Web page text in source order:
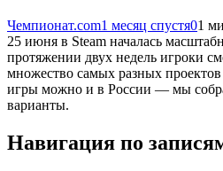
Чемпионат.com1 месяц спустя01
25 июня в Steam началась
протяжении двух недель игроки
множество самых разных
игры можно и в России — мы
варианты.
Навигация по